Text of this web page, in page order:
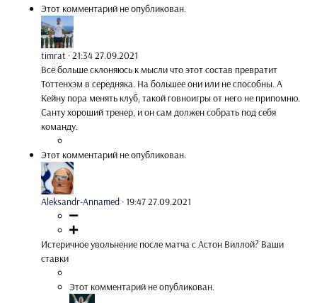
Этот комментарий не опубликован.
timrat ·21:34 27.09.2021
Всё больше склоняюсь к мысли что этот состав превратит
Тоттенхэм в середняка. На большее они или не способны. А
Кейну пора менять клуб, такой говноигры от него не припомню.
Санту хороший тренер, и он сам должен собрать под себя
команду.
Этот комментарий не опубликован.
Aleksandr-Annamed ·19:47 27.09.2021
Истеричное увольнение после матча с Астон Виллой? Ваши
ставки
Этот комментарий не опубликован.